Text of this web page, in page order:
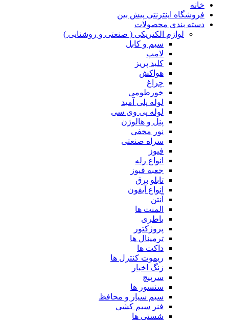
خانه
فروشگاه اینترنتی پیش بین
دسته بندی محصولات
لوازم الکتریکی ( صنعتی و روشنایی )
سیم و کابل
لامپ
کلید پریز
هواکش
چراغ
خورطومی
لوله پلی آمید
لوله پی وی سی
پنل و هالوژن
نور مخفی
سراه صنعتی
فیوز
انواع رله
جعبه فیوز
تابلو برق
انواع آیفون
آنتن
المنت ها
باطری
پروژکتور
ترمینال ها
داکت ها
ریموت کنترل ها
زنگ اخبار
سرپیچ
سنسور ها
سیم سیار و محافظ
فنر سیم کشی
شستی ها